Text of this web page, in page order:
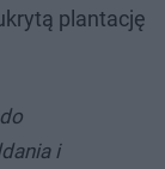
plantację
i